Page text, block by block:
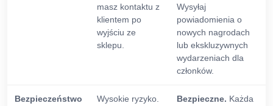
masz kontaktu z
klientem po
wyjściu ze
sklepu.
Wysyłaj
powiadomienia o
nowych nagrodach
lub ekskluzywnych
wydarzeniach dla
członków.
Bezpieczeństwo
Wysokie ryzyko.
Bezpieczne. Każda